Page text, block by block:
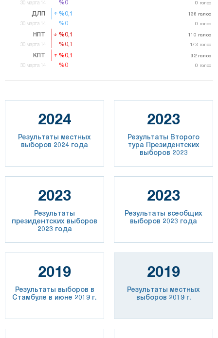
30 марта 14 %0 0 голос
%0
ДЛП
НПТ
КПТ
%0,1 136 голос
%0,1 110 голос
%0,1 92 голос
%0,1 136 голос
%0,1 110 голос
%0,1 92 голос
30 марта 14
30 марта 14
30 марта 14
%0 0 голос
%0,1 173 голос
%0 0 голос
%0
%0,1 173 голос
%0
2024
Результаты местных
выборов 2024 года
2023
Результаты Второго
тура Президентских
выборов 2023
2023
Результаты
президентских выборов
2023 года
2023
Результаты всеобщих
выборов 2023 года
2019
Результаты выборов в
Стамбуле в июне 2019 г.
2019
Результаты местных
выборов 2019 г.